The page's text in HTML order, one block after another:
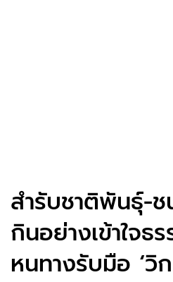
สำรับชาติพันธุ์-ช
กินอย่างเข้าใจธ
หนทางรับมือ ‘